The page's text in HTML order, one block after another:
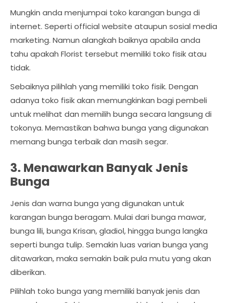
Mungkin anda menjumpai toko karangan bunga di
internet. Seperti official website ataupun sosial media
marketing. Namun alangkah baiknya apabila anda
tahu apakah Florist tersebut memiliki toko fisik atau
tidak.
Sebaiknya pilihlah yang memiliki toko fisik. Dengan
adanya toko fisik akan memungkinkan bagi pembeli
untuk melihat dan memilih bunga secara langsung di
tokonya. Memastikan bahwa bunga yang digunakan
memang bunga terbaik dan masih segar.
3. Menawarkan Banyak Jenis
Bunga
Jenis dan warna bunga yang digunakan untuk
karangan bunga beragam. Mulai dari bunga mawar,
bunga lili, bunga Krisan, gladiol, hingga bunga langka
seperti bunga tulip. Semakin luas varian bunga yang
ditawarkan, maka semakin baik pula mutu yang akan
diberikan.
Pilihlah toko bunga yang memiliki banyak jenis dan